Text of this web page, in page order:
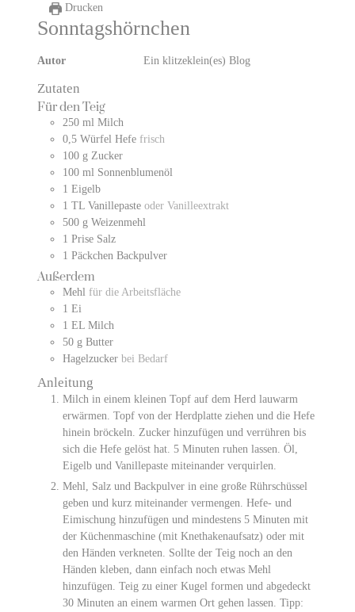
Drucken
Sonntagshörnchen
Autor Ein klitzeklein(es) Blog
Zutaten
Für den Teig
250 ml Milch
0,5 Würfel Hefe frisch
100 g Zucker
100 ml Sonnenblumenöl
1 Eigelb
1 TL Vanillepaste oder Vanilleextrakt
500 g Weizenmehl
1 Prise Salz
1 Päckchen Backpulver
Außerdem
Mehl für die Arbeitsfläche
1 Ei
1 EL Milch
50 g Butter
Hagelzucker bei Bedarf
Anleitung
Milch in einem kleinen Topf auf dem Herd lauwarm
erwärmen. Topf von der Herdplatte ziehen und die Hefe
hinein bröckeln. Zucker hinzufügen und verrühren bis
sich die Hefe gelöst hat. 5 Minuten ruhen lassen. Öl,
Eigelb und Vanillepaste miteinander verquirlen.
Mehl, Salz und Backpulver in eine große Rührschüssel
geben und kurz miteinander vermengen. Hefe- und
Eimischung hinzufügen und mindestens 5 Minuten mit
der Küchenmaschine (mit Knethakenaufsatz) oder mit
den Händen verkneten. Sollte der Teig noch an den
Händen kleben, dann einfach noch etwas Mehl
hinzufügen. Teig zu einer Kugel formen und abgedeckt
30 Minuten an einem warmen Ort gehen lassen. Tipp: